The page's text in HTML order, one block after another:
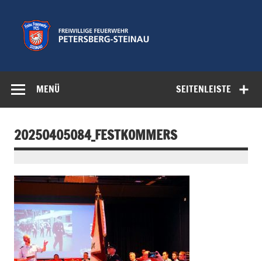
springen
Feuerwehr
Petersberg-
SEITENLEISTE
MENÜ
20250405084_FESTKOMMERS